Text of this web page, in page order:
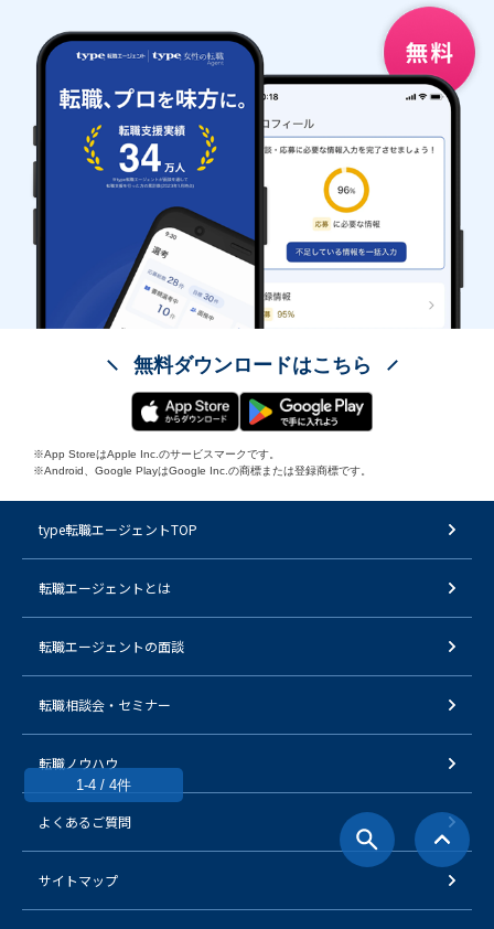
1-4 / 4件
無料ダウンロードはこちら
※App StoreはApple Inc.のサービスマークです。
※Android、Google PlayはGoogle Inc.の商標または登録商標です。
type転職エージェントTOP
転職エージェントとは
転職エージェントの面談
転職相談会・セミナー
転職ノウハウ
よくあるご質問
サイトマップ